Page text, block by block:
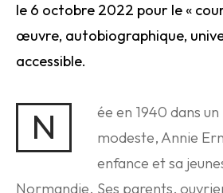
le 6 octobre 2022 pour le «
œuvre, autobiographique,
accessible.
N
ée en 1940 dans
modeste, Annie
enfance et sa
Normandie. Ses parents,